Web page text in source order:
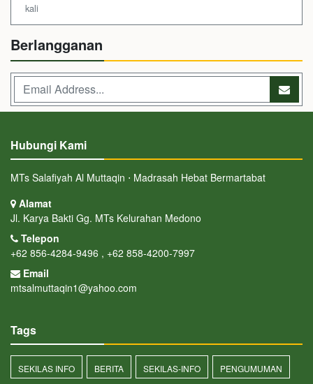
kali
Berlangganan
Hubungi Kami
MTs Salafiyah Al Muttaqin ⋅ Madrasah Hebat Bermartabat
Alamat
Jl. Karya Bakti Gg. MTs Kelurahan Medono
Telepon
+62 856-4284-9496 , +62 858-4200-7997
Email
mtsalmuttaqin1@yahoo.com
Tags
SEKILAS INFO BERITA SEKILAS-INFO PENGUMUMAN